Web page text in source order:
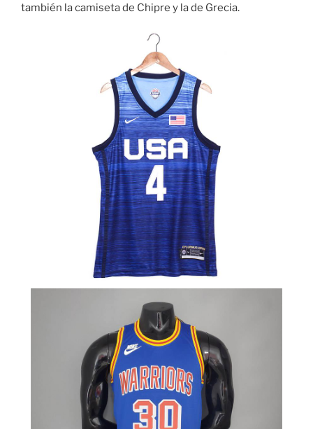
también la camiseta de Chipre y la de Grecia.